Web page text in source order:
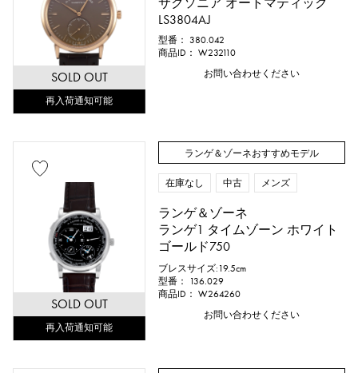
付属品
純正ボックス 保証書 鑑定書
鑑別書 修理明細書
価格
万円 ～ 万円
SOLD OUT
再入荷通知可能
LS3804AJ
型番： 380.042
商品ID： W232110
お問い合わせください
SOLD OUT
再入荷通知可能
ランゲ＆ゾーネおすすめモデル
在庫なし 中古 メンズ
ランゲ＆ゾーネ
ランゲ1 タイムゾーン ホワイト
ゴールド750
ブレスサイズ:19.5cm
型番： 136.029
商品ID： W264260
お問い合わせください